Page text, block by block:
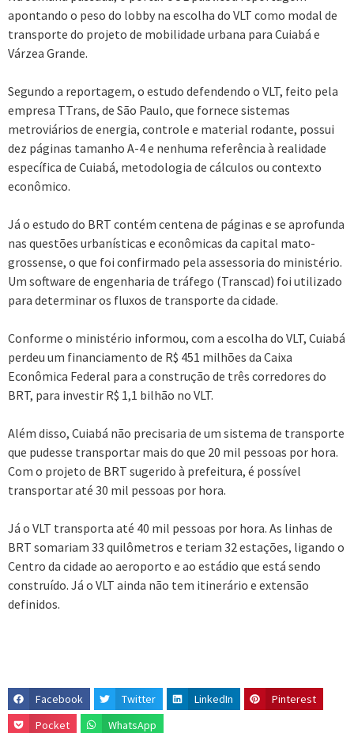
apontando o peso do lobby na escolha do VLT como modal de
transporte do projeto de mobilidade urbana para Cuiabá e
Várzea Grande.
Segundo a reportagem, o estudo defendendo o VLT, feito pela
empresa TTrans, de São Paulo, que fornece sistemas
metroviários de energia, controle e material rodante, possui
dez páginas tamanho A-4 e nenhuma referência à realidade
específica de Cuiabá, metodologia de cálculos ou contexto
econômico.
Já o estudo do BRT contém centena de páginas e se aprofunda
nas questões urbanísticas e econômicas da capital mato-
grossense, o que foi confirmado pela assessoria do ministério.
Um software de engenharia de tráfego (Transcad) foi utilizado
para determinar os fluxos de transporte da cidade.
Conforme o ministério informou, com a escolha do VLT, Cuiabá
perdeu um financiamento de R$ 451 milhões da Caixa
Econômica Federal para a construção de três corredores do
BRT, para investir R$ 1,1 bilhão no VLT.
Além disso, Cuiabá não precisaria de um sistema de transporte
que pudesse transportar mais do que 20 mil pessoas por hora.
Com o projeto de BRT sugerido à prefeitura, é possível
transportar até 30 mil pessoas por hora.
Já o VLT transporta até 40 mil pessoas por hora. As linhas de
BRT somariam 33 quilômetros e teriam 32 estações, ligando o
Centro da cidade ao aeroporto e ao estádio que está sendo
construído. Já o VLT ainda não tem itinerário e extensão
definidos.
Facebook Twitter LinkedIn
Pinterest
Pocket
WhatsApp